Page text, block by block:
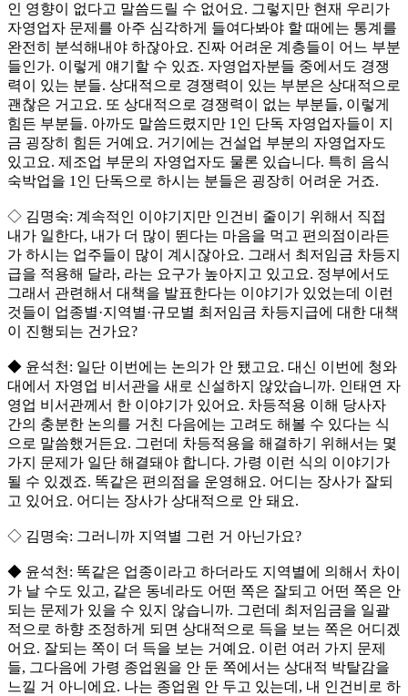
인 영향이 없다고 말씀드릴 수 없어요. 그렇지만 현재 우리가
자영업자 문제를 아주 심각하게 들여다봐야 할 때에는 통계를
완전히 분석해내야 하잖아요. 진짜 어려운 계층들이 어느 부분
들인가. 이렇게 얘기할 수 있죠. 자영업자분들 중에서도 경쟁
력이 있는 분들. 상대적으로 경쟁력이 있는 부분은 상대적으로
괜찮은 거고요. 또 상대적으로 경쟁력이 없는 부분들, 이렇게
힘든 부분들. 아까도 말씀드렸지만 1인 단독 자영업자들이 지
금 굉장히 힘든 거예요. 거기에는 건설업 부분의 자영업자도
있고요. 제조업 부문의 자영업자도 물론 있습니다. 특히 음식
숙박업을 1인 단독으로 하시는 분들은 굉장히 어려운 거죠.
◇ 김명숙: 계속적인 이야기지만 인건비 줄이기 위해서 직접
내가 일한다, 내가 더 많이 뛴다는 마음을 먹고 편의점이라든
가 하시는 업주들이 많이 계시잖아요. 그래서 최저임금 차등지
급을 적용해 달라, 라는 요구가 높아지고 있고요. 정부에서도
그래서 관련해서 대책을 발표한다는 이야기가 있었는데 이런
것들이 업종별·지역별·규모별 최저임금 차등지급에 대한 대책
이 진행되는 건가요?
◆ 윤석천: 일단 이번에는 논의가 안 됐고요. 대신 이번에 청와
대에서 자영업 비서관을 새로 신설하지 않았습니까. 인태연 자
영업 비서관께서 한 이야기가 있어요. 차등적용 이해 당사자
간의 충분한 논의를 거친 다음에는 고려도 해볼 수 있다는 식
으로 말씀했거든요. 그런데 차등적용을 해결하기 위해서는 몇
가지 문제가 일단 해결돼야 합니다. 가령 이런 식의 이야기가
될 수 있겠죠. 똑같은 편의점을 운영해요. 어디는 장사가 잘되
고 있어요. 어디는 장사가 상대적으로 안 돼요.
◇ 김명숙: 그러니까 지역별 그런 거 아닌가요?
◆ 윤석천: 똑같은 업종이라고 하더라도 지역별에 의해서 차이
가 날 수도 있고, 같은 동네라도 어떤 쪽은 잘되고 어떤 쪽은 안
되는 문제가 있을 수 있지 않습니까. 그런데 최저임금을 일괄
적으로 하향 조정하게 되면 상대적으로 득을 보는 쪽은 어디겠
어요. 잘되는 쪽이 더 득을 보는 거예요. 이런 여러 가지 문제
들, 그다음에 가령 종업원을 안 둔 쪽에서는 상대적 박탈감을
느낄 거 아니에요. 나는 종업원 안 두고 있는데, 내 인건비로 하